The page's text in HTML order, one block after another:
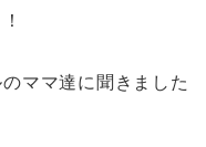
ママ達に聞きました